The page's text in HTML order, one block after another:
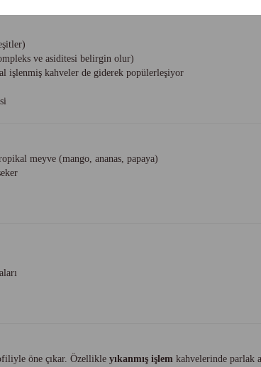
ve asiditesi belirgin olur)
işlenmiş kahveler de giderek popülerleşiyor
meyve (mango, ananas, papaya)
öne çıkar. Özellikle yıkanmış işlem kahvelerinde parlak